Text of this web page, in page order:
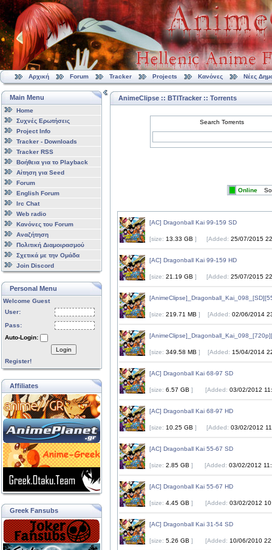
Αρχική Forum Tracker Projects Κανόνες Νέες
Main Menu
Home
Συχνές Ερωτήσεις
Project Info
Tracker - Downloads
Tracker RSS
Βοήθεια για το Playback
Αίτηση για Seed
Forum
English Forum
Irc Chat
Web radio
Κανόνες του Forum
Αναζήτηση
Πολιτική Διαμοιρασμού
Σχετικά με την Ομάδα
Join Discord
Personal Menu
Welcome Guest
User:
Pass:
Auto-Login:
Login
Register!
Affiliates
Greek Fansubs
AnimeClipse :: BTITracker :: Torrents
Search Torrents
Online
[AC] Dragonball Kai 99-159 SD
[size: 13.33 GB ] [Added: 25/07/2015
[AC] Dragonball Kai 99-159 HD
[size: 21.19 GB ] [Added: 25/07/2015
[size: 219.71 MB ] [Added: 02/06/2014
[size: 349.58 MB ] [Added: 15/04/2014
[AC] Dragonball Kai 68-97 SD
[size: 6.57 GB ] [Added: 03/02/2012
[AC] Dragonball Kai 68-97 HD
[size: 10.25 GB ] [Added: 03/02/2012
[AC] Dragonball Kai 55-67 SD
[size: 2.85 GB ] [Added: 03/02/2012
[AC] Dragonball Kai 55-67 HD
[size: 4.45 GB ] [Added: 03/02/2012
[AC] Dragonball Kai 31-54 SD
[size: 5.26 GB ] [Added: 10/06/2010